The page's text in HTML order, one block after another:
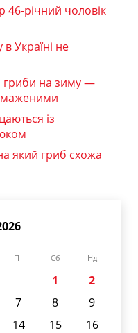
річний чоловік
Україні не
гриби на зиму —
із
який гриб схожа
Пт Сб Нд
1
2
7 8
9
14 15
16